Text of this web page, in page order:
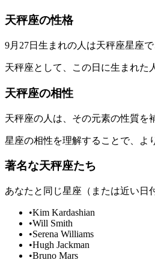
天秤座の性格
9月27日生まれの人は天秤座星座
天秤座として、この日に生まれた
天秤座の相性
天秤座の人は、その元素の性質を
星座の相性を理解することで、よ
著名な天秤座たち
あなたと同じ星座（または近い日
•Kim Kardashian
•Will Smith
•Serena Williams
•Hugh Jackman
•Bruno Mars